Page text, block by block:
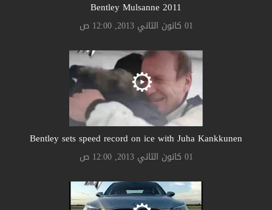
Bentley Mulsanne 2011
01 كانون الثاني 2013, 12:00 ص
Bentley sets speed record on ice with Juha Kankkunen
01 كانون الثاني 2013, 12:00 ص